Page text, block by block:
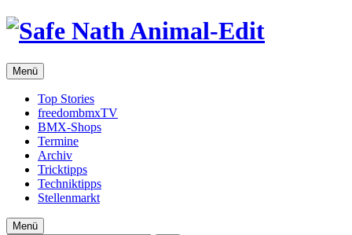
Menü
Top Stories
freedombmxTV
BMX-Shops
Termine
Archiv
Tricktipps
Techniktipps
Stellenmarkt
Menü